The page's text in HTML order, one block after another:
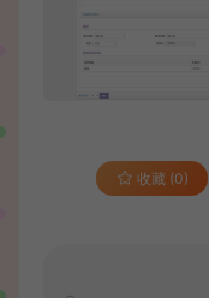
收藏 (0)